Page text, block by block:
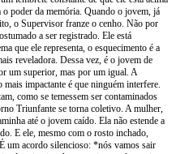
poder da memória. Quando o jovem, já
o Supervisor franze o cenho. Não por
a ser registrado. Ele está
que ele representa, o esquecimento é a
reveladora. Dessa vez, é o jovem de
um superior, mas por um igual. A
impactante é que ninguém interfere.
como se temessem ser contaminados
Triunfante se torna coletivo. A mulher,
até o jovem caído. Ela não estende a
E ele, mesmo com o rosto inchado,
um acordo silencioso: *nós vamos sair